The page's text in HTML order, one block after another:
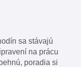
sa stávajú
na prácu
poradia si